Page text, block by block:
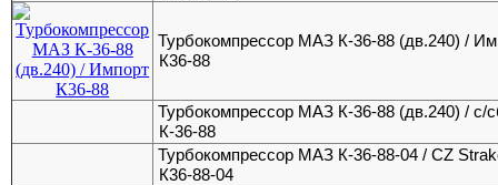
Турбокомпрессор МАЗ К-36-88 (дв.240) /
К36-88
Турбокомпрессор МАЗ К-36-88 (дв.240) / с/
К-36-88
Турбокомпрессор МАЗ К-36-88-04 / CZ
К36-88-04